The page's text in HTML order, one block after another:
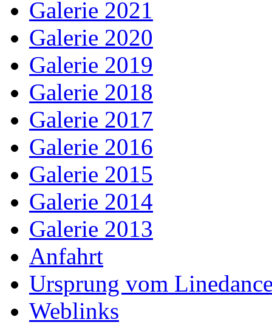
Galerie 2021
Galerie 2020
Galerie 2019
Galerie 2018
Galerie 2017
Galerie 2016
Galerie 2015
Galerie 2014
Galerie 2013
Anfahrt
Ursprung vom
Weblinks